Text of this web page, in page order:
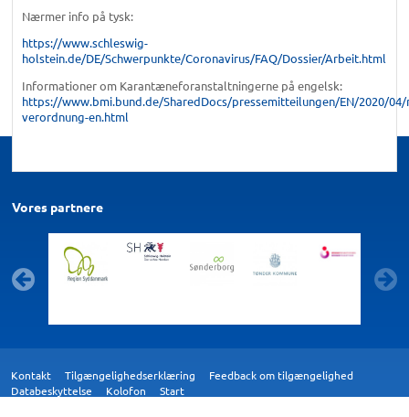
Nærmer info på tysk:
https://www.schleswig-
holstein.de/DE/Schwerpunkte/Coronavirus/FAQ/Dossier/Arbeit.html
Informationer om Karantæneforanstaltningerne på engelsk:
https://www.bmi.bund.de/SharedDocs/pressemitteilungen/EN/2020/04/
verordnung-en.html
Vores partnere
Kontakt Tilgængelighedserklæring
Feedback om tilgængelighed
Databeskyttelse
Kolofon Start